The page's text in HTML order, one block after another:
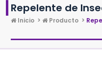
Repelente de
Inicio > Producto >